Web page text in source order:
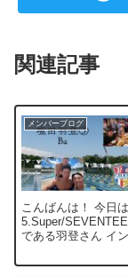
関連記事
メンバーブログ
こんばんは！ 今日
5.Super/
である羽登さん イ